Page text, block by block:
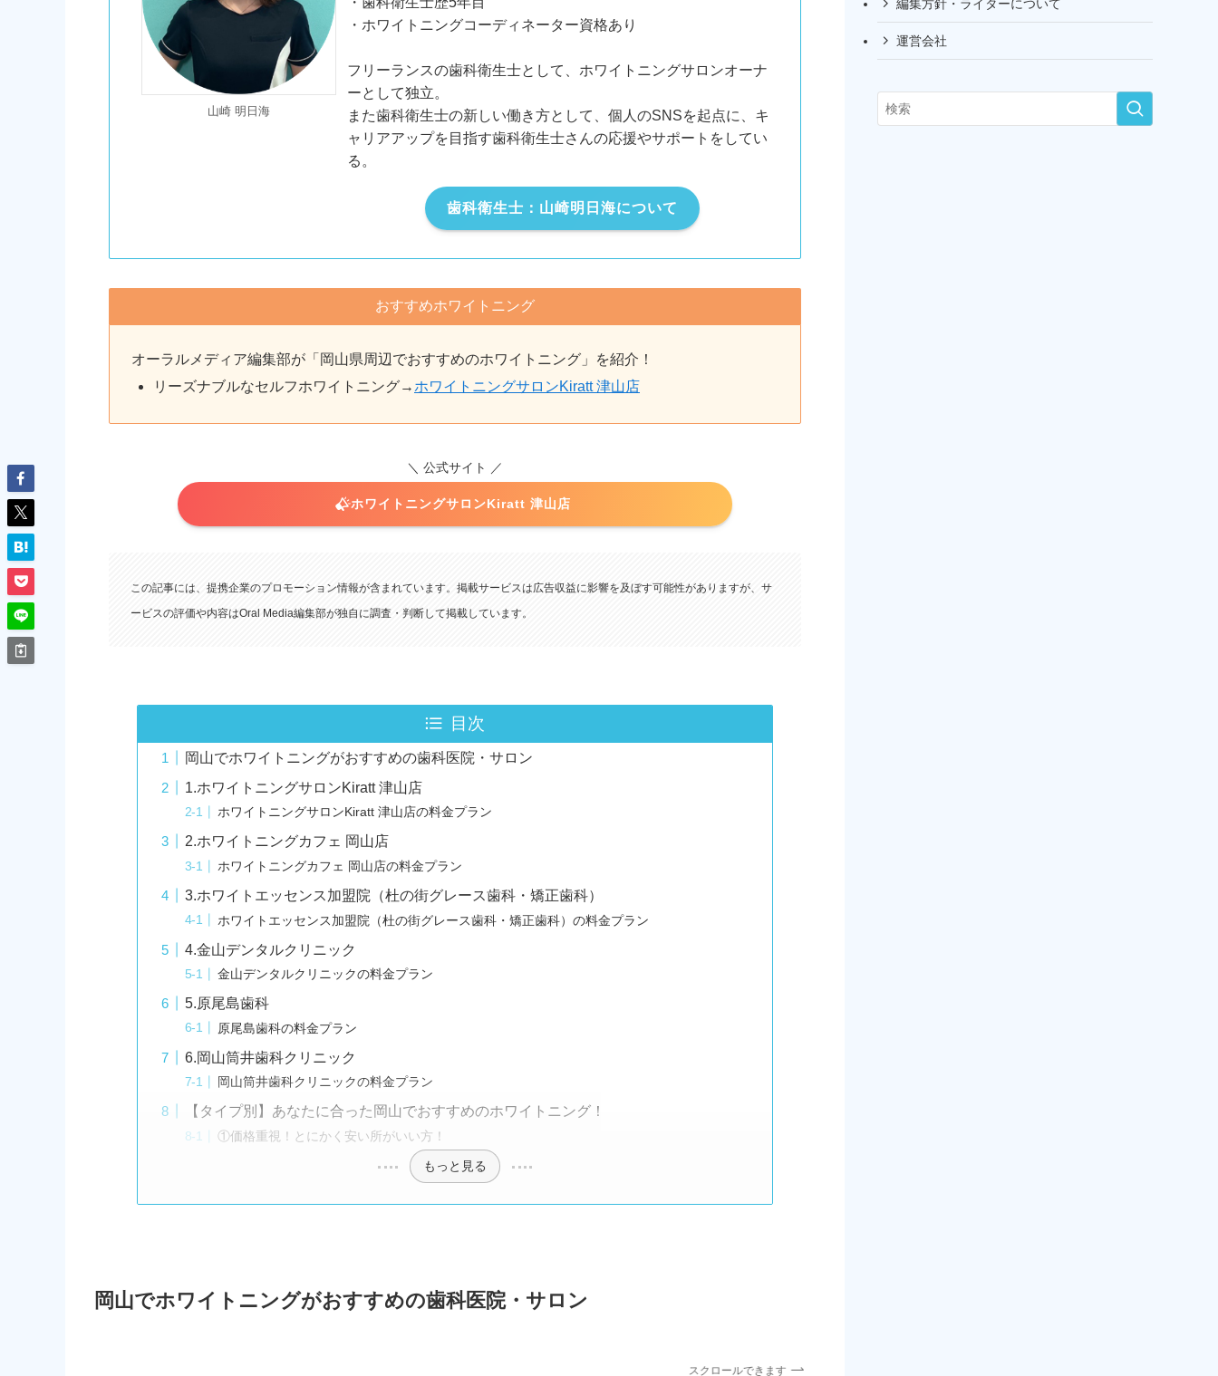
山崎 明日海
・ホワイトニングコーディネーター資格あり
フリーランスの歯科衛生士として、ホワイトニングサロンオーナ
ーとして独立。
また歯科衛生士の新しい働き方として、個人のSNSを起点に、キ
ャリアアップを目指す歯科衛生士さんの応援やサポートをしてい
る。
歯科衛生士：山崎明日海について
おすすめホワイトニング
オーラルメディア編集部が「岡山県周辺でおすすめのホワイトニング」を紹介！
リーズナブルなセルフホワイトニング→ ホワイトニングサロンKiratt 津山店
＼ 公式サイト ／
ホワイトニングサロンKiratt 津山店
この記事には、提携企業のプロモーション情報が含まれています。掲載サービスは広告収益に影響を及ぼす可能性がありますが、サ
ービスの評価や内容はOral Media編集部が独自に調査・判断して掲載しています。
目次
岡山でホワイトニングがおすすめの歯科医院・サロン
1.ホワイトニングサロンKiratt 津山店
ホワイトニングサロンKiratt 津山店の料金プラン
2.ホワイトニングカフェ 岡山店
ホワイトニングカフェ 岡山店の料金プラン
3.ホワイトエッセンス加盟院（杜の街グレース歯科・矯正歯科）
ホワイトエッセンス加盟院（杜の街グレース歯科・矯正歯科）の料金プラン
4.金山デンタルクリニック
金山デンタルクリニックの料金プラン
5.原尾島歯科
原尾島歯科の料金プラン
6.岡山筒井歯科クリニック
岡山筒井歯科クリニックの料金プラン
【タイプ別】あなたに合った岡山でおすすめのホワイトニング！
①価格重視！とにかく安い所がいい方！
もっと見る
岡山でホワイトニングがおすすめの歯科医院・サロン
スクロールできます
編集方針・ライターについて
運営会社